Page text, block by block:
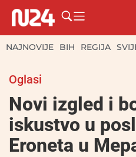
NAJNOVIJE BIH REGIJA
Oglasi
Novi izgled i
iskustvo u
Eroneta u